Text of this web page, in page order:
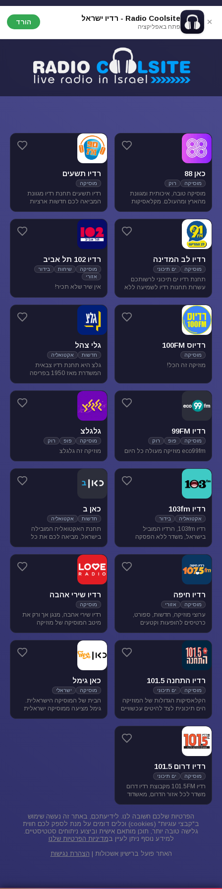
Radio Coolsite - רדיו ישראל
פתח באפליקציה
הורד
כאן 88
מוסיקה רוק
מוסיקה טובה, איכותית ומגוונת
מהארץ ומהעולם. מקלאסיקות
בארץ ובעולם ועד ג'אז, אלטרנטיב,
מוסיקת עולם ובלוז.
רדיו תשעים
מוסיקה
רדיו תשעים תחנת רדיו מגוונת
המביאה לכם חדשות ארציות
ופנאי וכמובן מוסיקה מגוונת
להנאת המאזינים
רדיו לב המדינה
מוסיקה ים תיכוני
תחנת רדיו ים תיכוני לרשותכם
עשרות תחנות רדיו לשמיעה ללא
ים תיכונית, מוסיקה לפי שפות
רדיו 102 תל אביב
מוסיקה שיחות
בידור
אזורי
אין שיר שלא תכיר!
רדיוס 100FM
מוסיקה
מוזיקה זה הכל!
גלי צהל
חדשות אקטואליה
גלצ היא תחנת רדיו צבאית
המשדרת מאז 1950 בפריסה
חדשות, תכניות אקטואליה
ותרבות, מוזיקה ועוד.
רדיו 99FM
מוסיקה פופ רוק
eco99fm מוזיקה מעולה כל היום
גלגלצ
מוסיקה פופ רוק
מוזיקה זה גלגלצ
רדיו 103fm
אקטואליה בידור
רדיו 103fm, הרדיו המוביל
בישראל, משדר ללא הפסקה
וסאטירה, עם מיטב המגישים
והעיתונאים
כאן ב
חדשות אקטואליה
תחנת האקטואליה המובילה
בישראל, מביאה לכם את כל
והפרשנויות, של האירועים שעל
סדר היום הישראלי.
רדיו חיפה
מוסיקה אזורי
ערוצי מוזיקה, חדשות, ספורט,
כרטיסים להופעות וקטעים
רדיו שירי אהבה
מוסיקה
רדיו שירי אהבה, מנגן אך ורק את
מיטב המוסיקה של מוזיקה
והלהקות הטובות של שנות ה-80-
רדיו התחנה 101.5
מוסיקה ים תיכוני
הקלאסיקות הגדולות של המוזיקה
הים תיכונית לצד להיטים עכשוויים
בתדר 101.5 באיזור הצפון.
כאן גימל
מוסיקה ישראלי
הבית של המוסיקה הישראלית.
גימל מציעה ממוסיקה ישראלית
רדיו דרום 101.5
מוסיקה ים תיכוני
רדיו 101.5FM מקבוצת רדיו דרום
משדר לכל אזור הדרום, מאשדוד
הפרטיות שלכם חשובה לנו. לידיעתכם, באתר זה נעשה שימוש
ב"קבצי עוגיות" (cookies) וכלים דומים על מנת לספק לכם חווית
גלישה טובה יותר, תוכן מותאם אישית וביצוע ניתוחים סטטיסטיים.
למידע נוסף ניתן לעיין במדיניות הפרטיות שלנו
האתר פועל ברישיון אשכולות | הצהרת נגישות